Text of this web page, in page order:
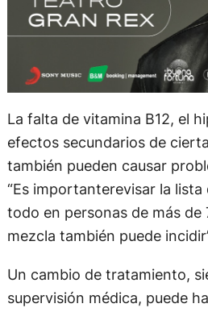
La falta de vitamina B12, el
efectos secundarios de
también pueden causar
“Es importanterevisar la
todo en personas de más de
mezcla también puede
Un cambio de tratamiento,
supervisión médica, puede